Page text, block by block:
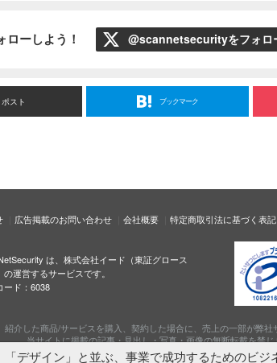
ーしよう！ @scannetsecurityをフォロ
ポスト ブックマーク
広告掲載のお問い合わせ 会社概要 特定商取引法に基づく表記
は、株式会社イード（東証グロース
の運営するサービスです。
ード：6038
紹介した商品/サービスを購入、契約した場合に、売上の一部が弊社
当サイトに掲載の記事・見出し・写真・画像の無断転載を禁
デザイン」と並ぶ、事業で成功するためのビジ